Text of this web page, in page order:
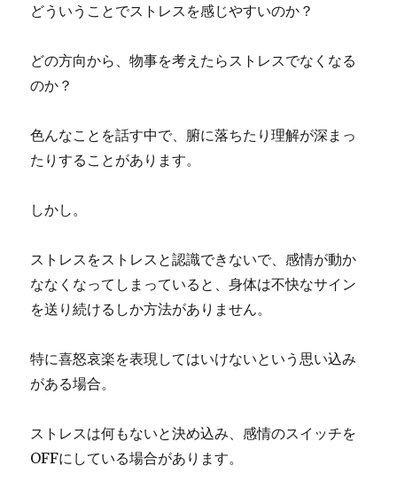
どういうことでストレスを感じやすいのか？
どの方向から、物事を考えたらストレスでなくなる
のか？
色んなことを話す中で、腑に落ちたり理解が深まっ
たりすることがあります。
しかし。
ストレスをストレスと認識できないで、感情が動か
ななくなってしまっていると、身体は不快なサイン
を送り続けるしか方法がありません。
特に喜怒哀楽を表現してはいけないという思い込み
がある場合。
ストレスは何もないと決め込み、感情のスイッチを
OFFにしている場合があります。